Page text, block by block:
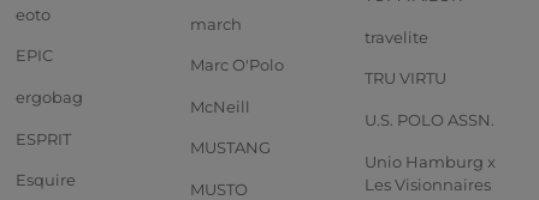
eoto
EPIC
ergobag
ESPRIT
Esquire
march
Marc O'Polo
McNeill
MUSTANG
MUSTO
travelite
TRU VIRTU
U.S. POLO ASSN.
Unio Hamburg x
Les Visionnaires